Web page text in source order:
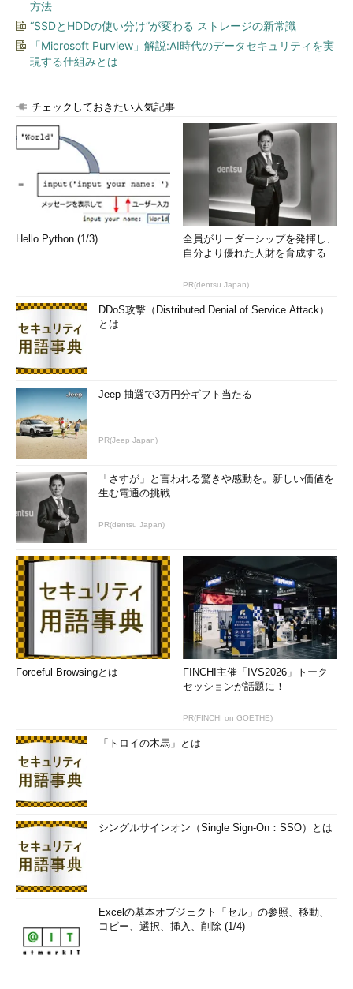
方法
“SSDとHDDの使い分け”が変わる ストレージの新常識
「Microsoft Purview」解説:AI時代のデータセキュリティを実
現する仕組みとは
チェックしておきたい人気記事
Hello Python (1/3)
全員がリーダーシップを発揮し、
自分より優れた人財を育成する
PR(dentsu Japan)
DDoS攻撃（Distributed Denial of Service Attack）
とは
Jeep 抽選で3万円分ギフト当たる
PR(Jeep Japan)
「さすが」と言われる驚きや感動を。新しい価値を
生む電通の挑戦
PR(dentsu Japan)
Forceful Browsingとは
FINCHI主催「IVS2026」トーク
セッションが話題に！
PR(FINCHI on GOETHE)
「トロイの木馬」とは
シングルサインオン（Single Sign-On：SSO）とは
Excelの基本オブジェクト「セル」の参照、移動、
コピー、選択、挿入、削除 (1/4)